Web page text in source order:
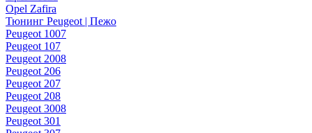
Opel Zafira
Тюнинг Peugeot | Пежо
Peugeot 1007
Peugeot 107
Peugeot 2008
Peugeot 206
Peugeot 207
Peugeot 208
Peugeot 3008
Peugeot 301